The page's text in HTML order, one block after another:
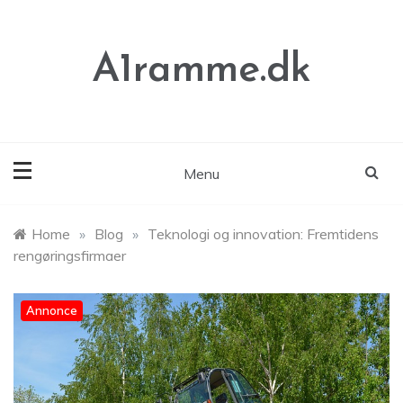
A1ramme.dk
Menu
Home » Blog » Teknologi og innovation: Fremtidens
rengøringsfirmaer
Annonce